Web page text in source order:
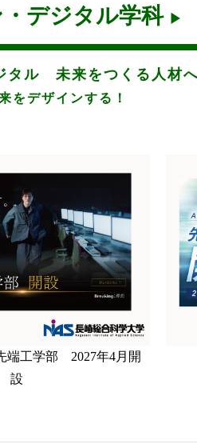
デジタル学科 ▶
タル 未来をつくる人材
をデザインする！
端工学部 2027年4月開
設